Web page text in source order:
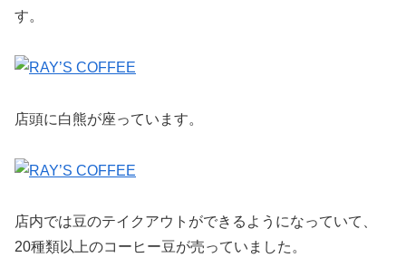
す。
店頭に白熊が座っています。
店内では豆のテイクアウトができるようになっていて、
20種類以上のコーヒー豆が売っていました。